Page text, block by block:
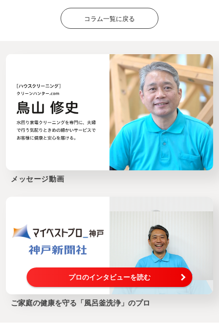
コラム一覧に戻る
メッセージ動画
プロのインタビューを読む
ご家庭の健康を守る「風呂釜洗浄」のプロ